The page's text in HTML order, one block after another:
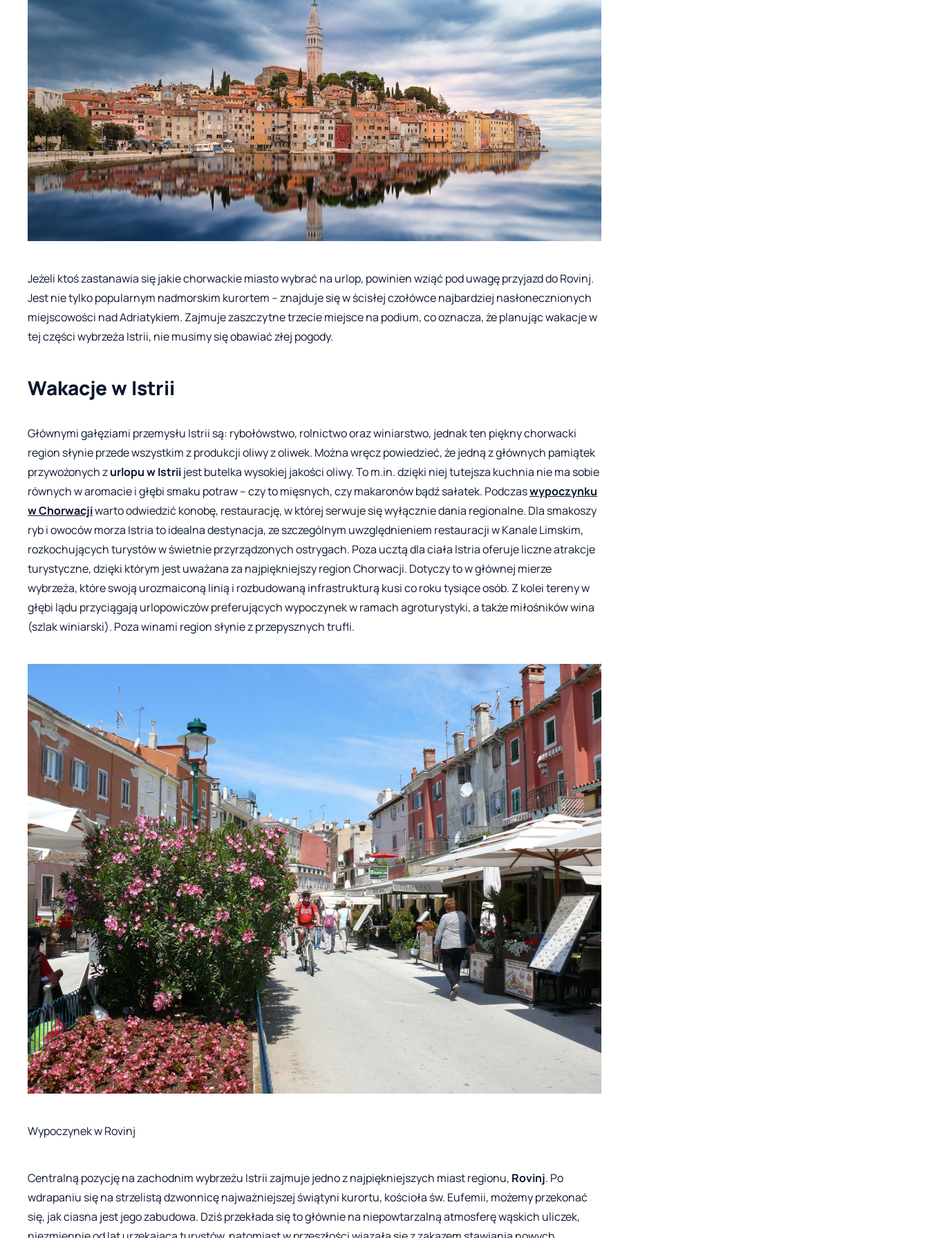
Jeżeli ktoś zastanawia się jakie chorwackie miasto wybrać na urlop, powinien wziąć pod uwagę przyjazd do Rovinj.
Jest nie tylko popularnym nadmorskim kurortem – znajduje się w ścisłej czołówce najbardziej nasłonecznionych
miejscowości nad Adriatykiem. Zajmuje zaszczytne trzecie miejsce na podium, co oznacza, że planując wakacje w
tej części wybrzeża Istrii, nie musimy się obawiać złej pogody.
Wakacje w Istrii
Głównymi gałęziami przemysłu Istrii są: rybołówstwo, rolnictwo oraz winiarstwo, jednak ten piękny chorwacki
region słynie przede wszystkim z produkcji oliwy z oliwek. Można wręcz powiedzieć, że jedną z głównych pamiątek
przywożonych zurlopuw Istriijest butelka wysokiej jakości oliwy. To m.in. dzięki niej tutejsza kuchnia nie ma sobie
równych w aromacie i głębi smaku potraw – czy to mięsnych, czy makaronów bądź sałatek. Podczaswypoczynku
w Chorwacjiwarto odwiedzić konobę, restaurację, w której serwuje się wyłącznie dania regionalne. Dla smakoszy
ryb i owoców morza Istria to idealna destynacja, ze szczególnym uwzględnieniem restauracji w Kanale Limskim,
rozkochujących turystów w świetnie przyrządzonych ostrygach. Poza ucztą dla ciała Istria oferuje liczne atrakcje
turystyczne, dzięki którym jest uważana za najpiękniejszy region Chorwacji. Dotyczy to w głównej mierze
wybrzeża, które swoją urozmaiconą linią i rozbudowaną infrastrukturą kusi co roku tysiące osób. Z kolei tereny w
głębi lądu przyciągają urlopowiczów preferujących wypoczynek w ramach agroturystyki, a także miłośników wina
(szlak winiarski). Poza winami region słynie z przepysznych trufli.
Wypoczynek w Rovinj
Centralną pozycję na zachodnim wybrzeżu Istrii zajmuje jedno z najpiękniejszych miast regionu, Rovinj. Po
wdrapaniu się na strzelistą dzwonnicę najważniejszej świątyni kurortu, kościoła św. Eufemii, możemy przekonać
się, jak ciasna jest jego zabudowa. Dziś przekłada się to głównie na niepowtarzalną atmosferę wąskich uliczek,